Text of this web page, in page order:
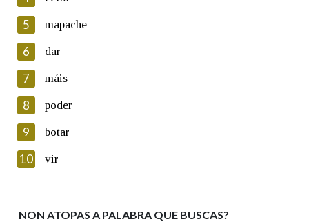
Lin e acepto as condicións da política de
Introduce o código que aparece na imaxe:
Texto de verificación
5 mapache
6 dar
7 máis
8 poder
9 botar
10 vir
NON ATOPAS A PALABRA QUE BUSCAS?